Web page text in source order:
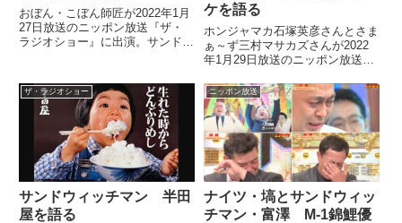
おぼん・こぼん師匠が2022年1月
27日放送のニッポン放送『ザ・
ラジオショー』に出演。サンドウ
津山』の模様について話していま
した。
ケを語る
ホンジャマカ石塚英彦さんとさま
ぁ～ず三村マサカズさんが2022
年1月29日放送のニッポン放送
オショーサタデー』に出演。サン
ドウィッチマンのお二人とつらい
食レポロケについて話していまし
た。
ザ・ラジオショー
サンドウィッチマン 半田
屋を語る
ニッポン放送
ナイツ・塙とサンドウィッ
チマン・富澤 M-1錦鯉優